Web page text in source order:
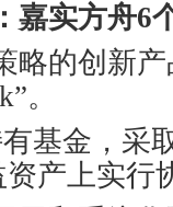
嘉实方舟6
略的创新
。
基金，采
产上实行